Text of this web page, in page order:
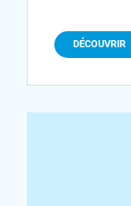
DÉCOUVRIR